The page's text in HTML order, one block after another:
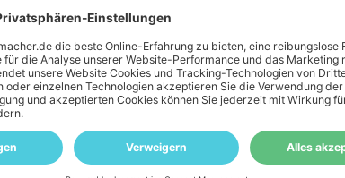
DCP-J 752 DW
MFC-J 4310 DW
MFC-J 4410 DW